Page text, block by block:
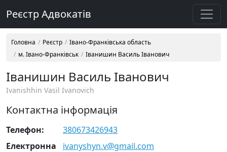
Реєстр Адвокатів
Головна Реєстр
Івано-Франківська область
м. Івано-Франківськ
Іванишин Василь Іванович
Іванишин Василь Іванович
Ivanishhin Vasil Ivanovich
Контактна інформація
Телефон:
380673426943
Електронна
ivanyshyn.v@gmail.com